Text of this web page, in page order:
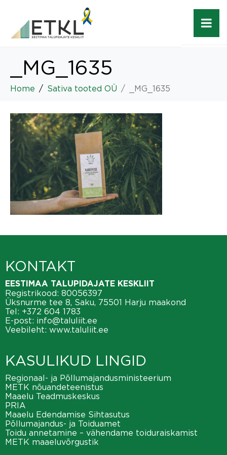
_MG_1635
Home Sativa tooted OÜ _MG_1635
KONTAKT
EESTIMAA TALUPIDAJATE KESKLIIT
Registrikood: 80056397
Üksnurme tee 8, Saku, 75501 Harju maakond
Tel: +372 604 1783
E-post: info@taluliit.ee
Veebileht: www.taluliit.ee
KASULIKUD LINGID
Regionaal- ja Põllumajandusministeerium
METK nõuandeteenistus
Maaelu Teadmuskeskus
PRIA
Maaelu Edendamise Sihtasutus
Põllumajandus- ja Toiduamet
Toidu annetamine – vähendame toiduraiskamist
METK maaeluvõrgustik